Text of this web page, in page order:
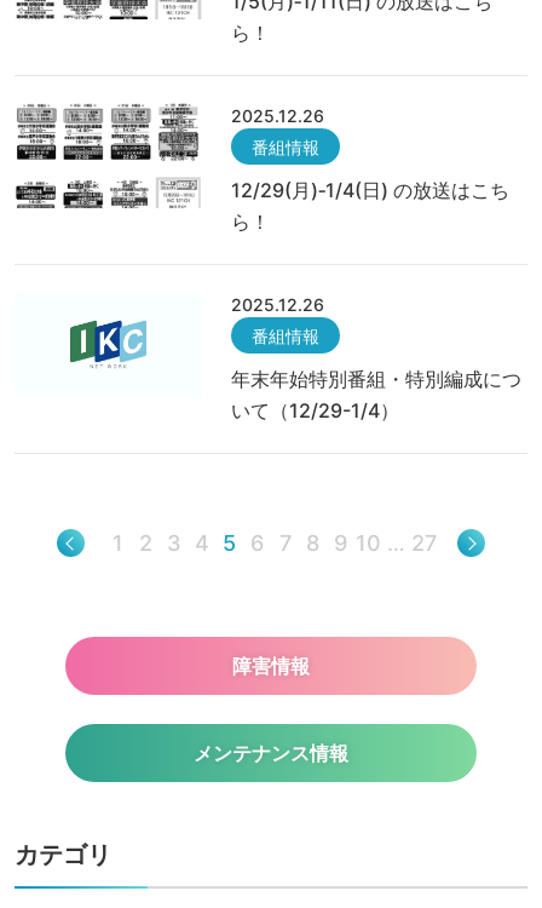
ら！
2025.12.26
番組情報
12/29(月)‐1/4(日) の放送はこち
ら！
2025.12.26
番組情報
年末年始特別番組・特別編成につ
いて（12/29-1/4）
1 2 3 4 5 6 7 8 9 10 … 27
障害情報
メンテナンス情報
カテゴリ